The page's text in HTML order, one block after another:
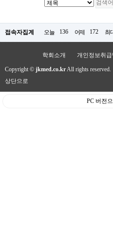
접속자집계 오늘 136 어제 172 최
학회소개 개인정보취급
Copyright © jkmed.co.krAll rights reserved.
상단으로
PC 버전